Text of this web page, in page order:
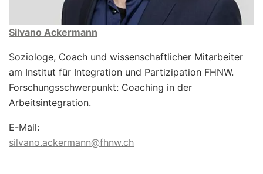
Silvano Ackermann
Soziologe, Coach und wissenschaftlicher Mitarbeiter
am Institut für Integration und Partizipation FHNW.
Forschungsschwerpunkt: Coaching in der
Arbeitsintegration.
E-Mail:
silvano.ackermann@fhnw.ch